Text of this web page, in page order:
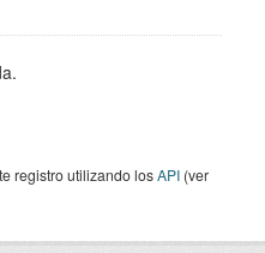
registro utilizando losAPI (ver